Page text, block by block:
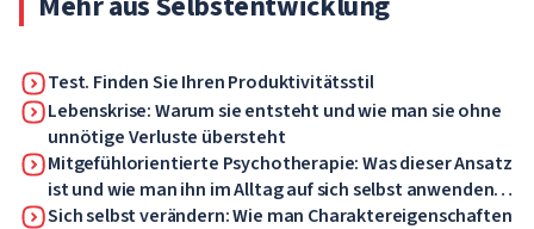
Test. Finden Sie Ihren Produktivitätsstil
Lebenskrise: Warum sie entsteht und wie man sie ohne
unnötige Verluste übersteht
Mitgefühlorientierte Psychotherapie: Was dieser Ansatz
ist und wie man ihn im Alltag auf sich selbst anwenden
kann
Sich selbst verändern: Wie man Charaktereigenschaften